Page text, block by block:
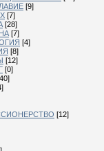
[9]
[7]
[28]
[7]
[4]
[8]
[12]
[0]
[12]